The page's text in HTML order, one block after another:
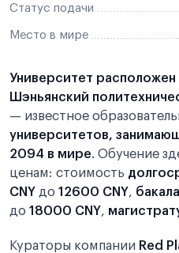
Статус подачи
Место в мире
Университет расположен
Шэньянский
— известное
университетов,
2094 в мире. Обучение
ценам: стоимость
CNY до 12600 CNY,
до 18000 CNY,
Кураторы компании Red